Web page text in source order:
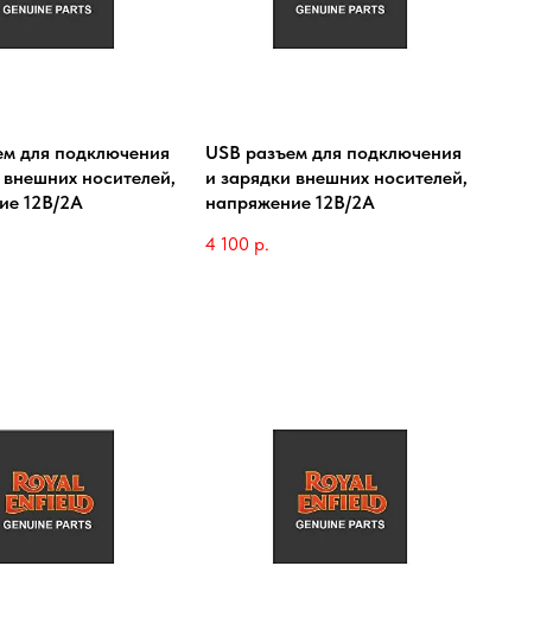
для подключения
носителей,
12В/2А
USB разъем для подключения
и зарядки внешних носителей,
напряжение 12В/2А
4 100 р.